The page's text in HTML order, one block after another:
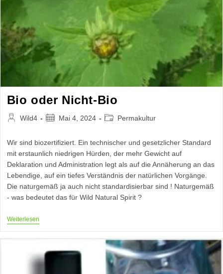
Bio oder Nicht-Bio
Beitrags-
Wild4
BeitragMai 4, 2024
Beitrags-Permakultur
Wir sind biozertifiziert. Ein technischer und gesetzlicher Standard
mit erstaunlich niedrigen Hürden, der mehr Gewicht auf
Deklaration und Administration legt als auf die Annäherung an das
Lebendige, auf ein tiefes Verständnis der natürlichen Vorgänge.
Die naturgemäß ja auch nicht standardisierbar sind ! Naturgemäß
- was bedeutet das für Wild Natural Spirit ?
WeiterlesenBio